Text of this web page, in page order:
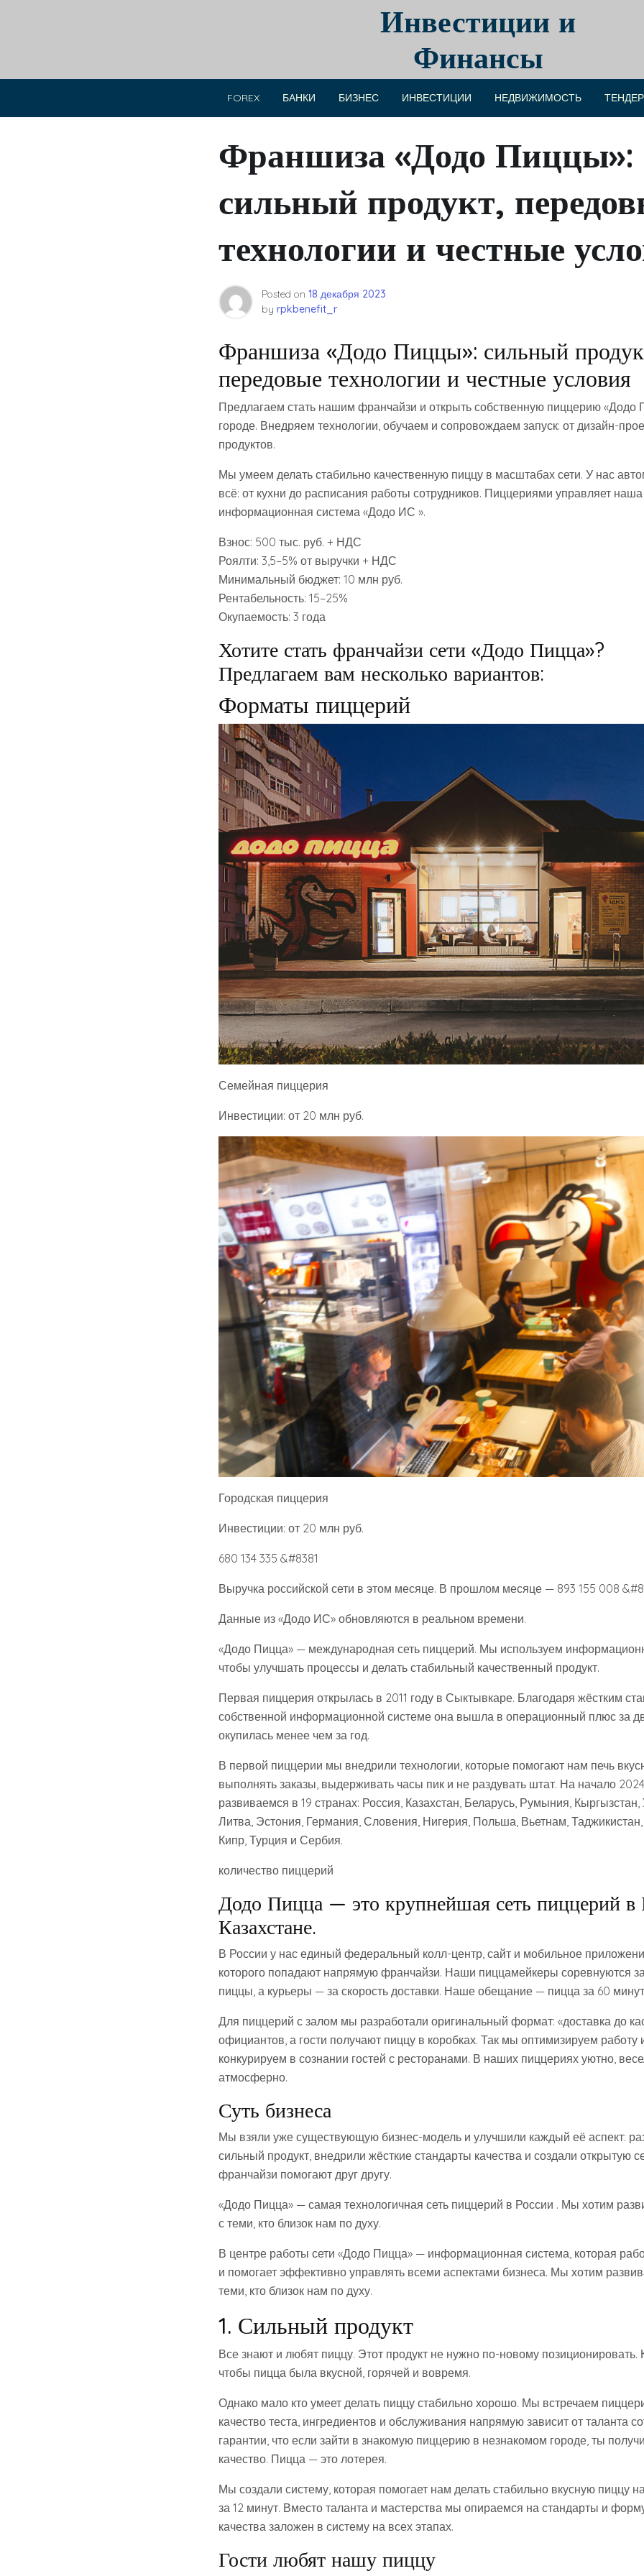
Инвестиции и
Финансы
FOREX БАНКИ БИЗНЕС ИНВЕСТИЦИИ НЕДВИЖИМОСТЬ
Франшиза «Додо Пиццы»:
сильный продукт,
технологии и честные
Posted on 18 декабря 2023
by rpkbenefit_r
Франшиза «Додо Пиццы»: сильный
передовые технологии и честные условия
Предлагаем стать нашим франчайзи и открыть собственную пиццерию
городе. Внедряем технологии, обучаем и сопровождаем запуск: от дизайн-
продуктов.
Мы умеем делать стабильно качественную пиццу в масштабах сети. У нас
всё: от кухни до расписания работы сотрудников. Пиццериями управляет
информационная система «Додо ИС ».
Взнос: 500 тыс. руб. + НДС
Роялти: 3,5–5% от выручки + НДС
Минимальный бюджет: 10 млн руб.
Рентабельность: 15–25%
Окупаемость: 3 года
Хотите стать франчайзи сети «Додо Пицца»?
Предлагаем вам несколько вариантов:
Форматы пиццерий
Семейная пиццерия
Инвестиции: от 20 млн руб.
Городская пиццерия
Инвестиции: от 20 млн руб.
680 134 335 &#8381
Выручка российской сети в этом месяце. В прошлом месяце — 893 155 008
Данные из «Додо ИС» обновляются в реальном времени.
«Додо Пицца» — международная сеть пиццерий. Мы используем
чтобы улучшать процессы и делать стабильный качественный продукт.
Первая пиццерия открылась в 2011 году в Сыктывкаре. Благодаря жёстким
собственной информационной системе она вышла в операционный плюс за
окупилась менее чем за год.
В первой пиццерии мы внедрили технологии, которые помогают нам печь
выполнять заказы, выдерживать часы пик и не раздувать штат. На начало
развиваемся в 19 странах: Россия, Казахстан, Беларусь, Румыния, Кыргызстан,
Литва, Эстония, Германия, Словения, Нигерия, Польша, Вьетнам,
Кипр, Турция и Сербия.
количество пиццерий
Додо Пицца — это крупнейшая сеть пиццерий в
Казахстане.
В России у нас единый федеральный колл-центр, сайт и мобильное
которого попадают напрямую франчайзи. Наши пиццамейкеры соревнуются
пиццы, а курьеры — за скорость доставки. Наше обещание — пицца за 60
Для пиццерий с залом мы разработали оригинальный формат: «доставка до
официантов, а гости получают пиццу в коробках. Так мы оптимизируем работу
конкурируем в сознании гостей с ресторанами. В наших пиццериях уютно,
атмосферно.
Суть бизнеса
Мы взяли уже существующую бизнес-модель и улучшили каждый её аспект:
сильный продукт, внедрили жёсткие стандарты качества и создали открытую
франчайзи помогают друг другу.
«Додо Пицца» — самая технологичная сеть пиццерий в России . Мы хотим
с теми, кто близок нам по духу.
В центре работы сети «Додо Пицца» — информационная система, которая
и помогает эффективно управлять всеми аспектами бизнеса. Мы хотим
теми, кто близок нам по духу.
1. Сильный продукт
Все знают и любят пиццу. Этот продукт не нужно по-новому позиционировать.
чтобы пицца была вкусной, горячей и вовремя.
Однако мало кто умеет делать пиццу стабильно хорошо. Мы встречаем
качество теста, ингредиентов и обслуживания напрямую зависит от таланта
гарантии, что если зайти в знакомую пиццерию в незнакомом городе, ты
качество. Пицца — это лотерея.
Мы создали систему, которая помогает нам делать стабильно вкусную пиццу
за 12 минут. Вместо таланта и мастерства мы опираемся на стандарты и
качества заложен в систему на всех этапах.
Гости любят нашу пиццу